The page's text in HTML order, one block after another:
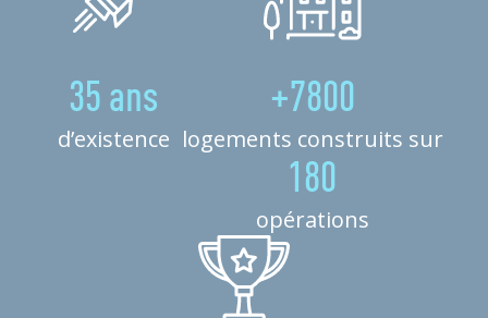
35 ans
d’existence
+7800
logements construits sur
180
opérations